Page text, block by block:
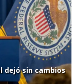
dejó sin cambios